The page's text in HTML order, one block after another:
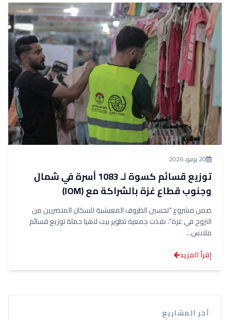
20 يونيو، 2026
توزيع قسائم كسوة لـ 1083 أسرة في شمال
وجنوب قطاع غزة بالشراكة مع (IOM)
ضمن مشروع “تحسين الظروف المعيشية للسكان المتضررين من
النزوح في غزة”، نفذت جمعية تطوير بيت لاهيا حملة توزيع قسائم
ملابس...
إقرأ المزيد
آخر المشاريع